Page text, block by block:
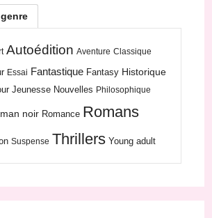
Autoédition Aventure Classique
Essai Fantastique Fantasy Historique
Jeunesse Nouvelles Philosophique
noir Romance Romans
Suspense Thrillers Young adult